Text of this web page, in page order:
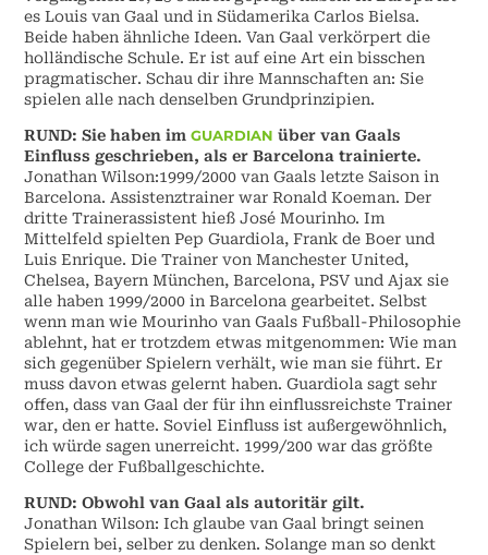
es Louis van Gaal und in Südamerika Carlos Bielsa.
Beide haben ähnliche Ideen. Van Gaal verkörpert die
holländische Schule. Er ist auf eine Art ein bisschen
pragmatischer. Schau dir ihre Mannschaften an: Sie
spielen alle nach denselben Grundprinzipien.
RUND: Sie haben imGUARDIAN über van Gaals
Einfluss geschrieben, als er Barcelona trainierte.
Jonathan Wilson:1999/2000 van Gaals letzte Saison in
Barcelona. Assistenztrainer war Ronald Koeman. Der
dritte Trainerassistent hieß José Mourinho. Im
Mittelfeld spielten Pep Guardiola, Frank de Boer und
Luis Enrique. Die Trainer von Manchester United,
Chelsea, Bayern München, Barcelona, PSV und Ajax sie
alle haben 1999/2000 in Barcelona gearbeitet. Selbst
wenn man wie Mourinho van Gaals Fußball-Philosophie
ablehnt, hat er trotzdem etwas mitgenommen: Wie man
sich gegenüber Spielern verhält, wie man sie führt. Er
muss davon etwas gelernt haben. Guardiola sagt sehr
offen, dass van Gaal der für ihn einflussreichste Trainer
war, den er hatte. Soviel Einfluss ist außergewöhnlich,
ich würde sagen unerreicht. 1999/200 war das größte
College der Fußballgeschichte.
RUND: Obwohl van Gaal als autoritär gilt.
Jonathan Wilson: Ich glaube van Gaal bringt seinen
Spielern bei, selber zu denken. Solange man so denkt